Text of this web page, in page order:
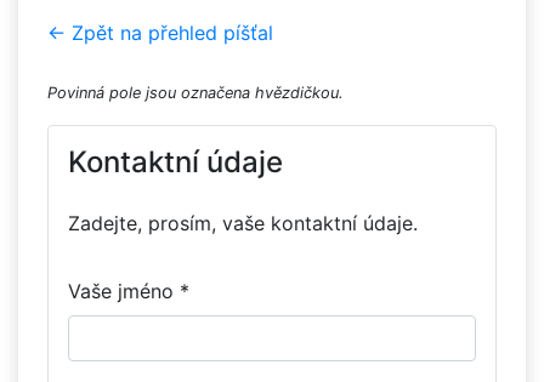
← Zpět na přehled píšťal
Povinná pole jsou označena hvězdičkou.
Kontaktní údaje
Zadejte, prosím, vaše kontaktní údaje.
Vaše jméno *